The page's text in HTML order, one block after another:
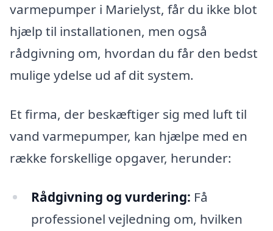
varmepumper i Marielyst, får du ikke blot
hjælp til installationen, men også
rådgivning om, hvordan du får den bedst
mulige ydelse ud af dit system.
Et firma, der beskæftiger sig med luft til
vand varmepumper, kan hjælpe med en
række forskellige opgaver, herunder:
Rådgivning og vurdering: Få
professionel vejledning om, hvilken